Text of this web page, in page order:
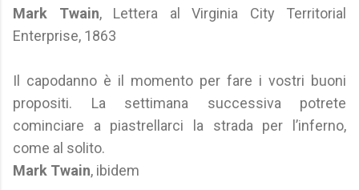
Mark Twain, Lettera al Virginia City Territorial
Enterprise, 1863
Il capodanno è il momento per fare i vostri buoni
propositi. La settimana successiva potrete
cominciare a piastrellarci la strada per l’inferno,
come al solito.
Mark Twain, ibidem